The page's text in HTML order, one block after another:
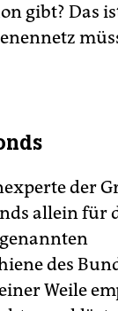
gibt? Das
der
allein
des
Weile